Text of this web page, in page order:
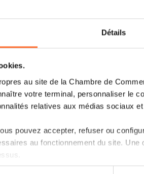
Détails
au site de la Chambre de
votre terminal, personnaliser le
relatives aux médias sociaux
pouvez accepter, refuser ou
au fonctionnement du site.